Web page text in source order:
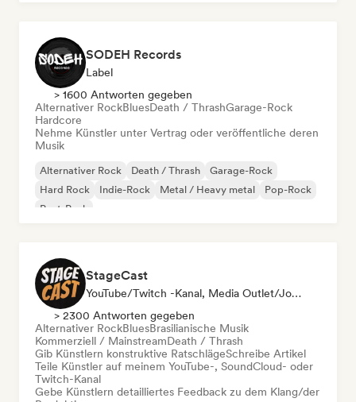
SODEH Records
Label
> 1600 Antworten gegeben
Alternativer RockBluesDeath / ThrashGarage-Rock
Hardcore
Nehme Künstler unter Vertrag oder veröffentliche deren
Musik
Alternativer Rock Death / Thrash
Garage-Rock
Hard Rock
Indie-Rock Metal / Heavy metal
Pop-Rock
Post-Punk
StageCast
YouTube/Twitch -Kanal, Media Outlet/Journalist, Mentorin, Social Media Influencer, Sound Experte
> 2300 Antworten gegeben
Alternativer RockBluesBrasilianische Musik
Kommerziell / MainstreamDeath / Thrash
Gib Künstlern konstruktive RatschlägeSchreibe Artikel
Teile Künstler auf meinem YouTube-, SoundCloud- oder
Twitch-Kanal
Gebe Künstlern detailliertes Feedback zu dem Klang/der